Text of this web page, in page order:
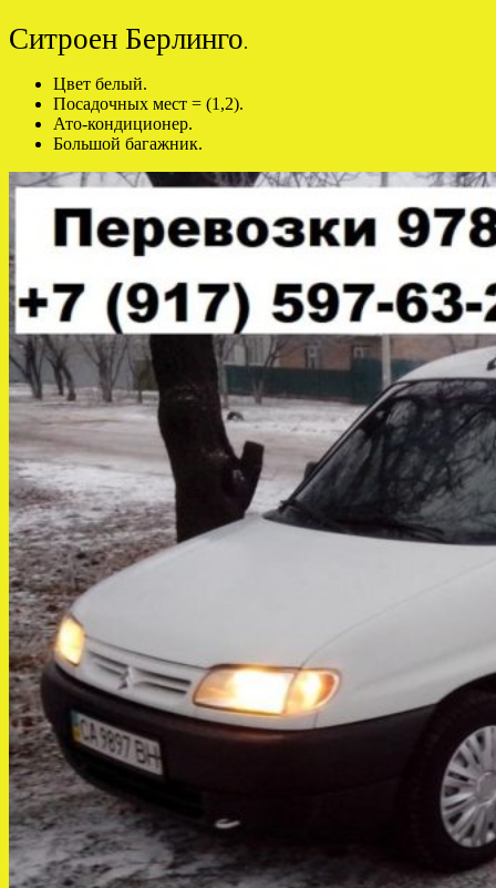
Ситроен Берлинго.
Цвет белый.
Посадочных мест = (1,2).
Ато-кондиционер.
Большой багажник.